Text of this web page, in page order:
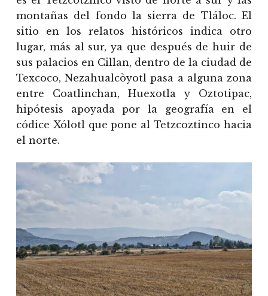
montañas del fondo la sierra de Tláloc. El
sitio en los relatos históricos indica otro
lugar, más al sur, ya que después de huir de
sus palacios en Cillan, dentro de la ciudad de
Texcoco, Nezahualcòyotl pasa a alguna zona
entre Coatlinchan, Huexotla y Oztotipac,
hipótesis apoyada por la geografía en el
códice Xólotl que pone al Tetzcoztinco hacia
el norte.